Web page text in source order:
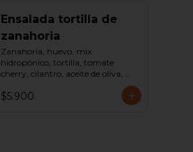
Ensalada tortilla de
zanahoria
Zanahoria, huevo, mix
hidropónico, tortilla, tomate
cherry, cilantro, aceite de oliva,
maní, sal, pimienta negra dressing
spring montaza (salsa de soya,
azúcar, limón, aceite de sésamo y
$5.900